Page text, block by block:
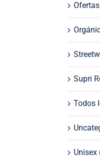
Ofertas
Supri
Todos
Unisex